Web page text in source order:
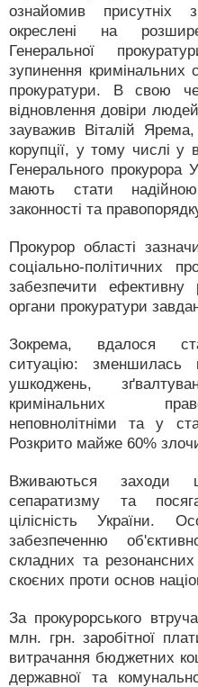
ознайомив
окреслені на
Генеральної
зупинення кримінальних
прокуратури. В свою
відновлення довіри
зауважив Віталій
корупції, у тому числі
Генерального прокурора
мають стати
законності та
Прокурор області
соціально-політичних
забезпечити ефективну
органи прокуратури
Зокрема, вдалося
ситуацію: зменшилась
ушкоджень,
кримінальних
неповнолітніми та у
Розкрито майже 60%
Вживаються заходи
сепаратизму та
цілісність України.
забезпеченню
складних та
скоєних проти основ
За прокурорського
млн. грн. заробітної
витрачання бюджетних
державної та